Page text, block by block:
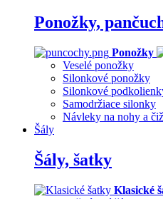
Ponožky,
Ponožky
Veselé ponožky
Silonkové ponožky
Silonkové
Samodržiace silonky
Návleky na nohy a
Šály
Šály, šatky
Klasické